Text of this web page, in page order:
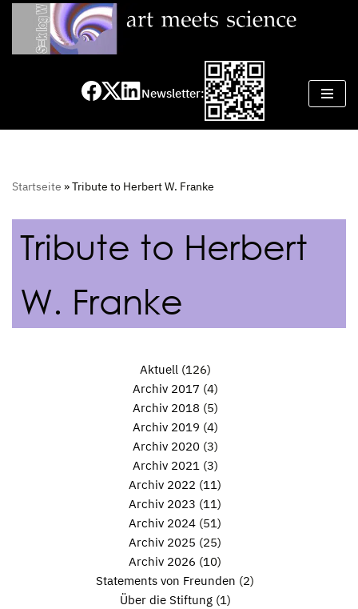
Zum
Newsletter:
Startseite »Tribute to Herbert W. Franke
Tribute to Herbert
W. Franke
Aktuell(126)
Archiv 2017 (4)
Archiv 2018 (5)
Archiv 2019 (4)
Archiv 2020 (3)
Archiv 2021(3)
Archiv 2022 (11)
Archiv 2023 (11)
Archiv 2024 (51)
Archiv 2025 (25)
Archiv 2026 (10)
Statements von Freunden (2)
Über die Stiftung(1)